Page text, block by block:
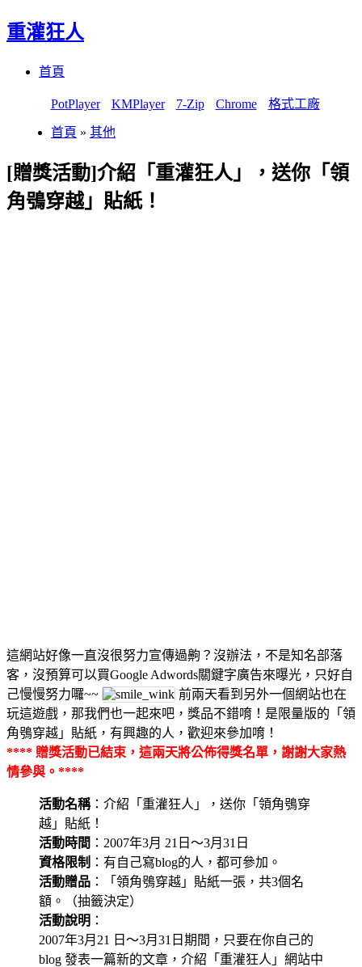
重灌狂人
首頁
PotPlayer KMPlayer 7-Zip Chrome 格式工廠
首頁 » 其他
[贈獎活動]介紹「重灌狂人」，送你「領
角鴞穿越」貼紙！
這網站好像一直沒很努力宣傳過齁？沒辦法，不是知名部落
客，沒預算可以買Google Adwords關鍵字廣告來曝光，只好自
己慢慢努力囉~~
前兩天看到另外一個網站也在
玩這遊戲，那我們也一起來吧，獎品不錯唷！是限量版的「領
角鴞穿越」貼紙，有興趣的人，歡迎來參加唷！
**** 贈獎活動已結束，這兩天將公佈得獎名單，謝謝大家熱
情參與。****
活動名稱：介紹「重灌狂人」，送你「領角鴞穿
越」貼紙！
活動時間 ：2007年3月 21日～3月31日
資格限制 ：有自己寫blog的人，都可參加。
活動贈品 ：「領角鴞穿越」貼紙一張，共3個名
額。（抽籤決定）
活動說明 ：
2007年3月21 日～3月31日期間，只要在你自己的
blog 發表一篇新的文章，介紹「重灌狂人」網站中